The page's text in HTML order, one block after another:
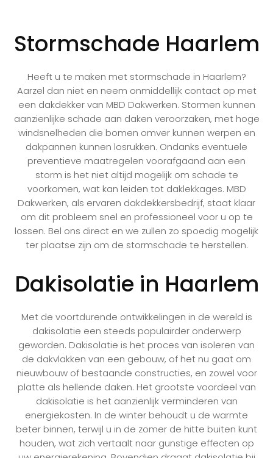
Stormschade Haarlem
Heeft u te maken met stormschade in Haarlem?
Aarzel dan niet en neem onmiddellijk contact op met
een dakdekker van MBD Dakwerken. Stormen kunnen
aanzienlijke schade aan daken veroorzaken, met hoge
windsnelheden die bomen omver kunnen werpen en
dakpannen kunnen losrukken. Ondanks eventuele
preventieve maatregelen voorafgaand aan een
storm is het niet altijd mogelijk om schade te
voorkomen, wat kan leiden tot daklekkages. MBD
Dakwerken, als ervaren dakdekkersbedrijf, staat klaar
om dit probleem snel en professioneel voor u op te
lossen. Bel ons direct en we zullen zo spoedig mogelijk
ter plaatse zijn om de stormschade te herstellen.
Dakisolatie in Haarlem
Met de voortdurende ontwikkelingen in de wereld is
dakisolatie een steeds populairder onderwerp
geworden. Dakisolatie is het proces van isoleren van
de dakvlakken van een gebouw, of het nu gaat om
nieuwbouw of bestaande constructies, en zowel voor
platte als hellende daken. Het grootste voordeel van
dakisolatie is het aanzienlijk verminderen van
energiekosten. In de winter behoudt u de warmte
beter binnen, terwijl u in de zomer de hitte buiten kunt
houden, wat zich vertaalt naar gunstige effecten op